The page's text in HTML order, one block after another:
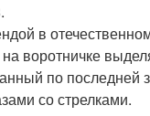
в
воротничке
по последней
со стрелками.